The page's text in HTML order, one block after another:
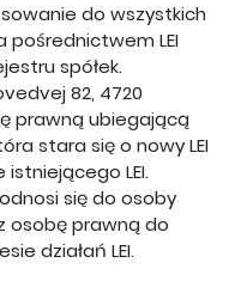
do wszystkich
pośrednictwem LEI
spółek.
82, 4720
prawną ubiegającą
stara się o nowy LEI
LEI.
się do osoby
osobę prawną do
działań LEI.